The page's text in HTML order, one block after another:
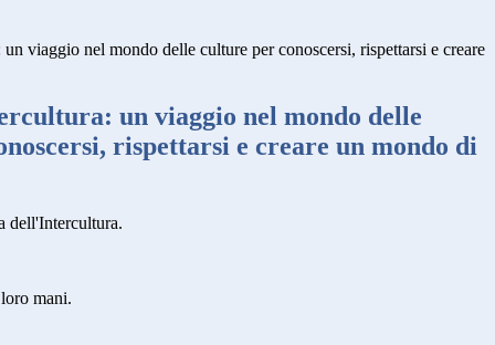
viaggio nel mondo delle culture per conoscersi, rispettarsi e creare
un viaggio nel mondo delle
rispettarsi e creare un mondo di
dell'Intercultura.
mani.